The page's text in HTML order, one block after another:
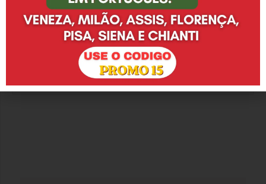
Website